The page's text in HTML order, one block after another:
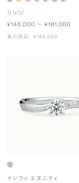
リッジ
¥146,000 〜 ¥181,000
表示商品： ¥146,000
インフィ エタニティ